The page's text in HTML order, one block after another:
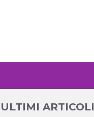
ULTIMI ARTICOLI